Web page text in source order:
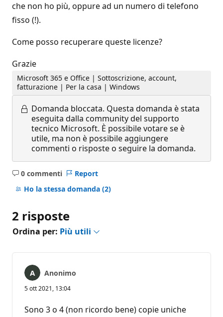
che non ho più, oppure ad un numero di telefono
fisso (!).
Come posso recuperare queste licenze?
Grazie
Microsoft 365 e Office | Sottoscrizione, account,
fatturazione | Per la casa | Windows
Domanda bloccata. Questa domanda è stata
eseguita dalla community del supporto
tecnico Microsoft. È possibile votare se è
utile, ma non è possibile aggiungere
commenti o risposte o seguire la domanda.
0 commenti
Nessun
commento
Report
Ho la stessa domanda (2)
2 risposte
Ordina per: Più utili
Anonimo
5 ott 2021, 13:04
Sono 3 o 4 (non ricordo bene) copie uniche